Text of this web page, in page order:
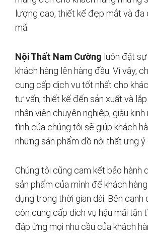
lượng cao, thiết kế đẹp mắt và đa
mã.
Nội Thất Nam Cường luôn đặt
khách hàng lên hàng đầu. Vì vậy,
cung cấp dịch vụ tốt nhất cho
tư vấn, thiết kế đến sản xuất và
nhân viên chuyên nghiệp, giàu
tình của chúng tôi sẽ giúp khách
những sản phẩm đồ nội thất ưng ý
Chúng tôi cũng cam kết bảo hành
sản phẩm của mình để khách
dụng trong thời gian dài. Bên cạnh
còn cung cấp dịch vụ hậu mãi tận
đáp ứng mọi nhu cầu của khách